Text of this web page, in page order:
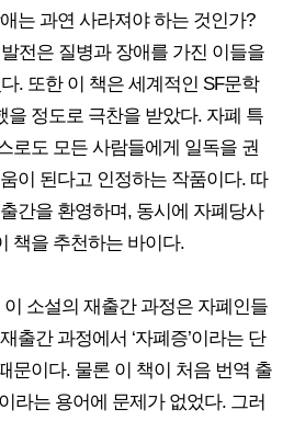
는 과연 사라져야 하는 것인가?
전은 질병과 장애를 가진 이들을
. 또한 이 책은 세계적인 SF문학
을 정도로 극찬을 받았다. 자폐 특
로도 모든 사람들에게 일독을 권
이 된다고 인정하는 작품이다. 따
간을 환영하며, 동시에 자폐당사
책을 추천하는 바이다.
소설의 재출간 과정은 자폐인들
출간 과정에서 ‘자폐증’이라는 단
문이다. 물론 이 책이 처음 번역 출
라는 용어에 문제가 없었다. 그러